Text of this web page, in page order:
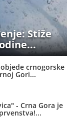
Stiže
crnogorske
Gori
- Crna Gora je